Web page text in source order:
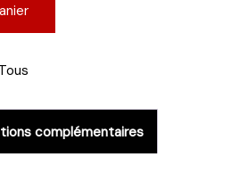
Tous
complémentaires